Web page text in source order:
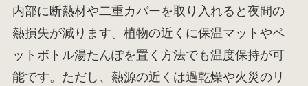
内部に断熱材や二重カバーを取り入れると夜間の
熱損失が減ります。植物の近くに保温マットやペ
ットボトル湯たんぽを置く方法でも温度保持が可
能です。ただし、熱源の近くは過乾燥や火災のリ